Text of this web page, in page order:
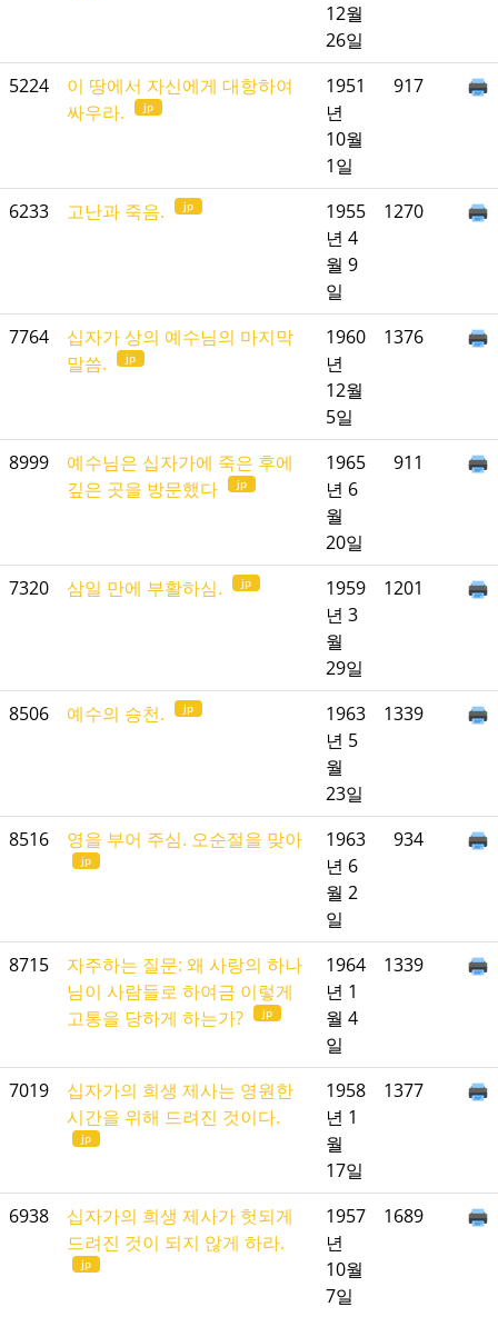
12월
26일
5224
이 땅에서 자신에게 대항하여
싸우라.
jp
1951
년
10월
1일
917
6233 고난과 죽음. jp
1955
년 4
월 9
일
1270
7764
십자가 상의 예수님의 마지막
말씀.
jp
1960
년
12월
5일
1376
8999
예수님은 십자가에 죽은 후에
깊은 곳을 방문했다
jp
1965
년 6
월
20일
911
7320 삼일 만에 부활하심. jp
1959
년 3
월
29일
1201
8506 예수의 승천. jp
1963
년 5
월
23일
1339
8516 영을 부어 주심. 오순절을 맞아
jp
1963
년 6
월 2
일
934
8715
자주하는 질문: 왜 사랑의 하나
님이 사람들로 하여금 이렇게
고통을 당하게 하는가?
jp
1964
년 1
월 4
일
1339
7019
십자가의 희생 제사는 영원한
시간을 위해 드려진 것이다.
jp
1958
년 1
월
17일
1377
6938
십자가의 희생 제사가 헛되게
드려진 것이 되지 않게 하라.
jp
1957
년
10월
7일
1689